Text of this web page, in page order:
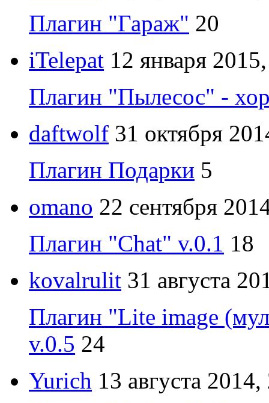
Плагин "Гараж" 20
iTelepat 12 января
Плагин "Пылесос" -
daftwolf 31 октября
Плагин Подарки 5
omano 22 сентября
Плагин "Chat" v.0.1 18
kovalrulit 31 августа
Плагин "Lite image
v.0.5 24
Yurich 13 августа